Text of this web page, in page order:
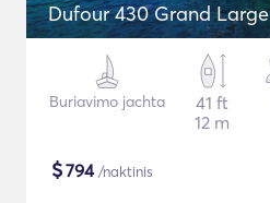
Dufour 430 Grand Large
Buriavimo jachta
41 ft
12 m
$794/naktinis